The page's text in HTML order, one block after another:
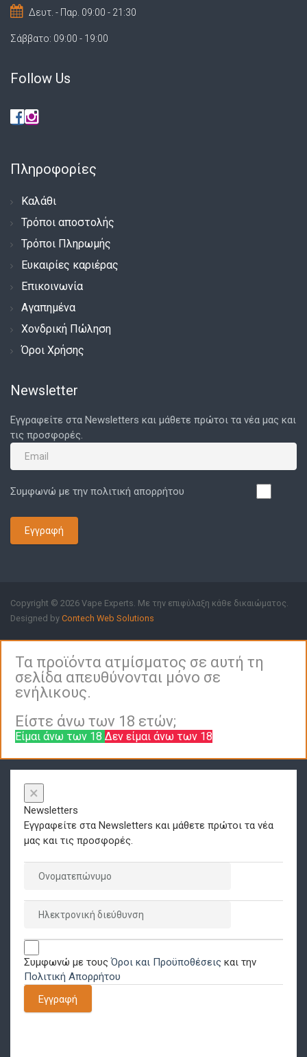
Δευτ. - Παρ. 09:00 - 21:30
Σάββατο: 09:00 - 19:00
Follow Us
Πληροφορίες
Καλάθι
Τρόποι αποστολής
Τρόποι Πληρωμής
Ευκαιρίες καριέρας
Επικοινωνία
Αγαπημένα
Χονδρική Πώληση
Όροι Χρήσης
Newsletter
Εγγραφείτε στα Newsletters και μάθετε πρώτοι τα νέα μας και
τις προσφορές.
Συμφωνώ με την πολιτική απορρήτου
Εγγραφή
Copyright © 2026 Vape Experts. Με την επιφύλαξη κάθε δικαιώματος.
Designed by Contech Web Solutions
Τα προϊόντα ατμίσματος σε αυτή τη
σελίδα απευθύνονται μόνο σε
ενήλικους.
Είστε άνω των 18 ετών;
Είμαι άνω των 18 Δεν είμαι άνω των 18
×
Newsletters
Εγγραφείτε στα Newsletters και μάθετε πρώτοι τα νέα
μας και τις προσφορές.
Συμφωνώ με τουςΌροι και Προϋποθέσεις και την
Πολιτική Απορρήτου